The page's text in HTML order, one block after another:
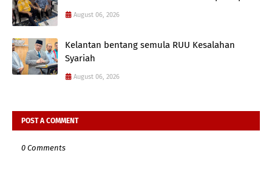
August 06, 2026
Kelantan bentang semula RUU Kesalahan
Syariah
August 06, 2026
POST A COMMENT
0 Comments